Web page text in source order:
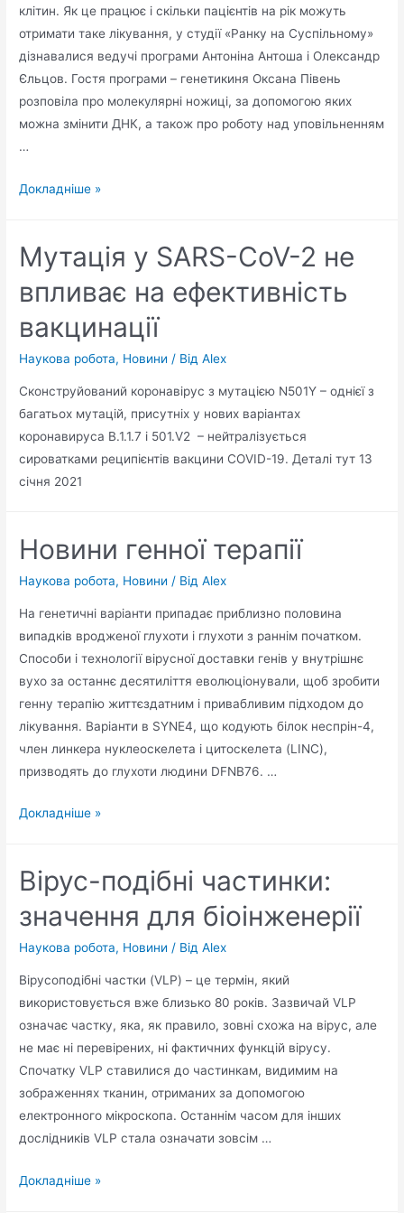
клітин. Як це працює і скільки пацієнтів на рік можуть
отримати таке лікування, у студії «Ранку на Суспільному»
дізнавалися ведучі програми Антоніна Антоша і Олександр
Єльцов. Гостя програми – генетикиня Оксана Півень
розповіла про молекулярні ножиці, за допомогою яких
можна змінити ДНК, а також про роботу над уповільненням
…
Докладніше »
Мутація у SARS-CoV-2 не
впливає на ефективність
вакцинації
Наукова робота, Новини / ВідAlex
Сконструйований коронавірус з мутацією N501Y – однієї з
багатьох мутацій, присутніх у нових варіантах
коронавируса B.1.1.7 і 501.V2 – нейтралізується
сироватками реципієнтів вакцини COVID-19. Деталі тут 13
січня 2021
Новини генної терапії
Наукова робота, Новини / ВідAlex
На генетичні варіанти припадає приблизно половина
випадків вродженої глухоти і глухоти з раннім початком.
Способи і технології вірусної доставки генів у внутрішнє
вухо за останнє десятиліття еволюціонували, щоб зробити
генну терапію життєздатним і привабливим підходом до
лікування. Варіанти в SYNE4, що кодують білок неспрін-4,
член линкера нуклеоскелета і цитоскелета (LINC),
призводять до глухоти людини DFNB76. …
Докладніше »
Вірус-подібні частинки:
значення для біоінженерії
Наукова робота, Новини / ВідAlex
Вірусоподібні частки (VLP) – це термін, який
використовується вже близько 80 років. Зазвичай VLP
означає частку, яка, як правило, зовні схожа на вірус, але
не має ні перевірених, ні фактичних функцій вірусу.
Спочатку VLP ставилися до частинкам, видимим на
зображеннях тканин, отриманих за допомогою
електронного мікроскопа. Останнім часом для інших
дослідників VLP стала означати зовсім …
Докладніше »